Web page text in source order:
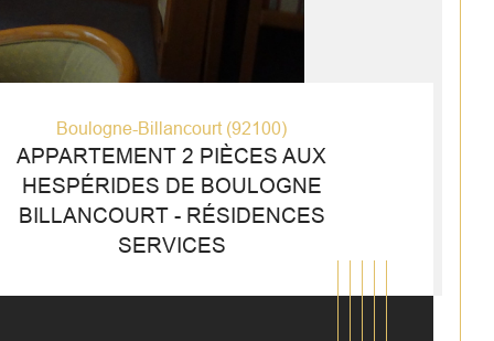
Boulogne-Billancourt (92100)
APPARTEMENT 2 PIÈCES AUX
HESPÉRIDES DE BOULOGNE
BILLANCOURT - RÉSIDENCES
SERVICES